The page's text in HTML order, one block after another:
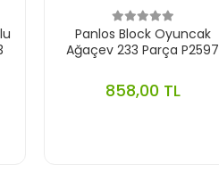
Panlos Block Oyuncak
Ağaçev 233 Parça P2597
858,00 TL